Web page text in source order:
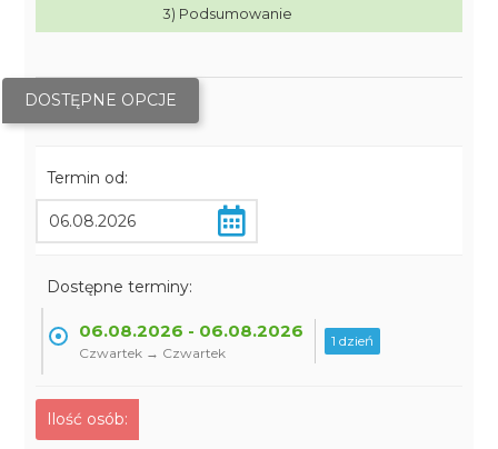
3) Podsumowanie
DOSTĘPNE OPCJE
Termin od:
Dostępne terminy:
06.08.2026 - 06.08.2026
Czwartek → Czwartek
1 dzień
Ilość osób: